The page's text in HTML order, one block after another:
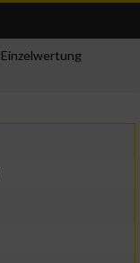
Einzelwertung